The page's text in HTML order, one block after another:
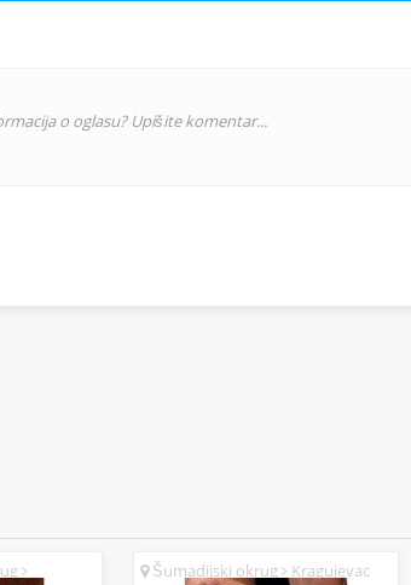
o oglasu? Upišite komentar...
Šumadijski okrug
Kragujevac